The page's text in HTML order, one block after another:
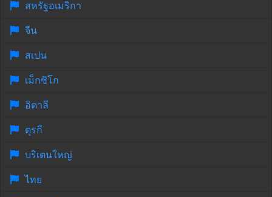
สหรัฐอเมริกา
จีน
สเปน
เม็กซิโก
อิตาลี
ตุรกี
บริเตนใหญ่
ไทย